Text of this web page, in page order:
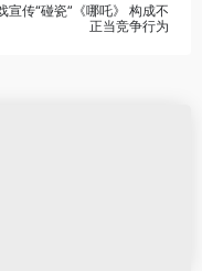
宣传“碰瓷”《哪吒》 构成不
正当竞争行为